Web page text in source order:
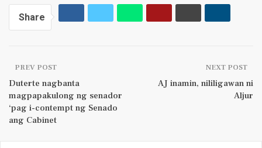
Share
PREV POST
Duterte nagbanta
magpapakulong ng senador
‘pag i-contempt ng Senado
ang Cabinet
NEXT POST
AJ inamin, nililigawan ni
Aljur